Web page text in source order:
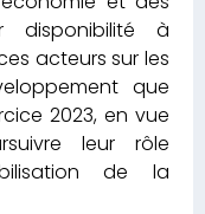
disponibilité à
acteurs sur les
que
2023, en vue
leur rôle
de la